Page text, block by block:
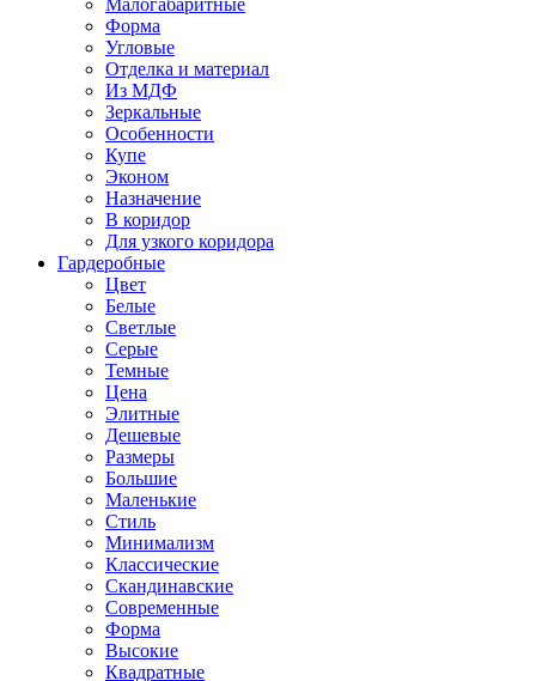
Малогабаритные
Форма
Угловые
Отделка и материал
Из МДФ
Зеркальные
Особенности
Купе
Эконом
Назначение
В коридор
Для узкого коридора
Гардеробные
Цвет
Белые
Светлые
Серые
Темные
Цена
Элитные
Дешевые
Размеры
Большие
Маленькие
Стиль
Минимализм
Классические
Скандинавские
Современные
Форма
Высокие
Квадратные